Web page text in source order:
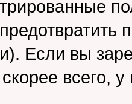
Если вы
скорее всего,